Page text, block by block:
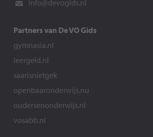
info@devogids.nl
Partners van De VO Gids
gymnasia.nl
leergeld.nl
saarisnietgek
openbaaronderwijs.nu
oudersenonderwijs.nl
vosabb.nl